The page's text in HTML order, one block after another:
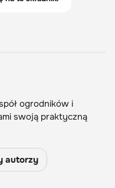
ogrodników i
swoją praktyczną
autorzy